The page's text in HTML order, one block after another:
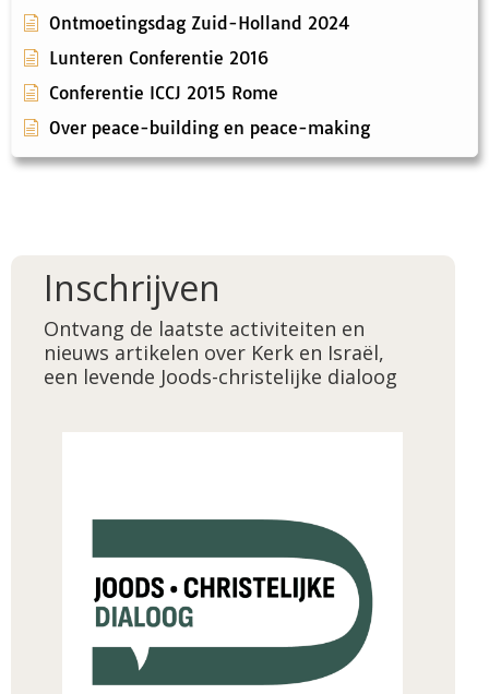
Ontmoetingsdag Zuid-Holland 2024
Lunteren Conferentie 2016
Conferentie ICCJ 2015 Rome
Over peace-building en peace-making
Inschrijven
Ontvang de laatste activiteiten en
nieuws artikelen over Kerk en Israël,
een levende Joods-christelijke dialoog